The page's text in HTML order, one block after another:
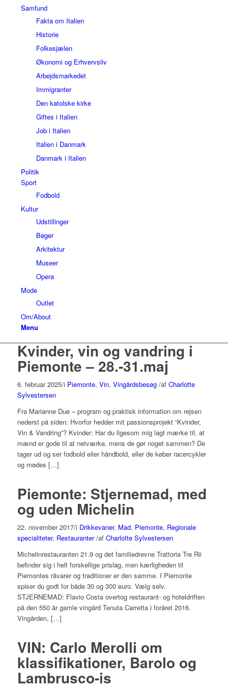
Samfund
Fakta om Italien
Historie
Folkesjælen
Økonomi og Erhvervsliv
Arbejdsmarkedet
Immigranter
Den katolske kirke
Giftes i Italien
Job i Italien
Italien i Danmark
Danmark i Italien
Politik
Sport
Fodbold
Kultur
Udstillinger
Bøger
Arkitektur
Museer
Opera
Mode
Outlet
Om/About
Menu
Kvinder, vin og vandring i
Piemonte – 28.-31.maj
6. februar 2025/i Piemonte, Vin, Vingårdsbesøg /af Charlotte
Sylvestersen
Fra Marianne Due – program og praktisk information om rejsen
nederst på siden: Hvorfor hedder mit passionsprojekt “Kvinder,
Vin & Vandring”? Kvinder: Har du ligesom mig lagt mærke til, at
mænd er gode til at netværke, mens de gør noget sammen? De
tager ud og ser fodbold eller håndbold, eller de køber racercykler
og mødes […]
Piemonte: Stjernemad, med
og uden Michelin
22. november 2017/i Drikkevaner, Mad, Piemonte, Regionale
specialiteter, Restauranter /af Charlotte Sylvestersen
Michelinrestauranten 21.9 og det familiedrevne Trattoria Tre Rii
befinder sig i helt forskellige prislag, men kærligheden til
Piemontes råvarer og traditioner er den samme. I Piemonte
spiser du godt for både 30 og 300 euro. Vælg selv.
STJERNEMAD: Flavio Costa overtog restaurant- og hoteldriften
på den 550 år gamle vingård Tenuta Carretta i foråret 2016.
Vingården, […]
VIN: Carlo Merolli om
klassifikationer, Barolo og
Lambrusco-is